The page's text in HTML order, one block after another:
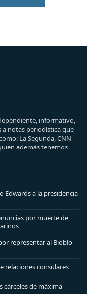
informativo,
a notas periodística que
La Segunda, CNN
además tenemos
Edwards a la presidencia
por muerte de
representar al Biobío
relaciones consulares
cárceles de máxima